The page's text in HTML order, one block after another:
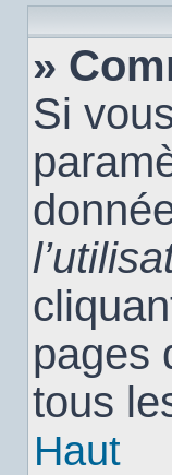
»
Si
pages
tous
Haut